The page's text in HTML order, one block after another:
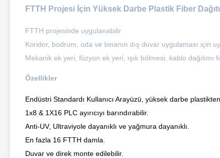
FTTH Projesi İçin Yüksek Darbe Plastik Fiber
FTTH projesinde uygulanabilir
Koridor, bodrum, oda ve binanın dış duvar uygulaması için
Mekanik ek yeri, füzyon ek yeri, ışık bölmesi, kablo dağılımı
Özellikler
Endüstri Standardı Kullanıcı Arayüzü, yüksek darbe plastikten
1x8 & 1X16 PLC ayırıcıyı barındırabilir.
Anti-UV, Ultraviyole dayanıklı ve yağmura dayanıklı.
En fazla 16 FTTH damla.
Duvar ve direk monte edilebilir.